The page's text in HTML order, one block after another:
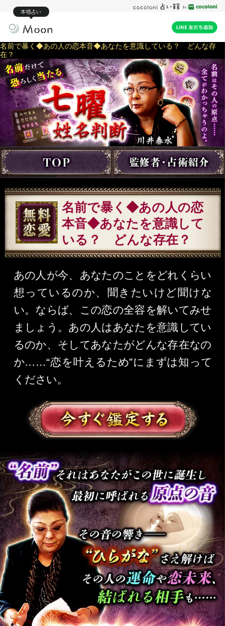
本格占い
名前で暴く◆あの人の恋本音◆あなたを意識している？ どんな存
在？
名前で暴く◆あの人の恋
本音◆あなたを意識して
いる？ どんな存在？
あの人が今、あなたのことをどれくらい
想っているのか、聞きたいけど聞けな
い。ならば、この恋の全容を解いてみせ
ましょう。あの人はあなたを意識してい
るのか、そしてあなたがどんな存在なの
か……“恋を叶えるため”にまずは知って
ください。